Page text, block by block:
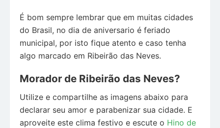
É bom sempre lembrar que em muitas cidades
do Brasil, no dia de aniversario é feriado
municipal, por isto fique atento e caso tenha
algo marcado em Ribeirão das Neves.
Morador de Ribeirão das Neves?
Utilize e compartilhe as imagens abaixo para
declarar seu amor e parabenizar sua cidade. E
aproveite este clima festivo e escute o Hino de